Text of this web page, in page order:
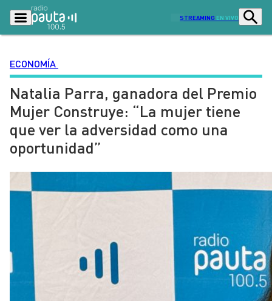
STREAMING EN VIVO
Podcasts Programas
Lo Último Actualidad
Ciudad Economía
Contenido Patrocinado
ECONOMÍA
Natalia Parra, ganadora del Premio
Mujer Construye: “La mujer tiene
que ver la adversidad como una
oportunidad”